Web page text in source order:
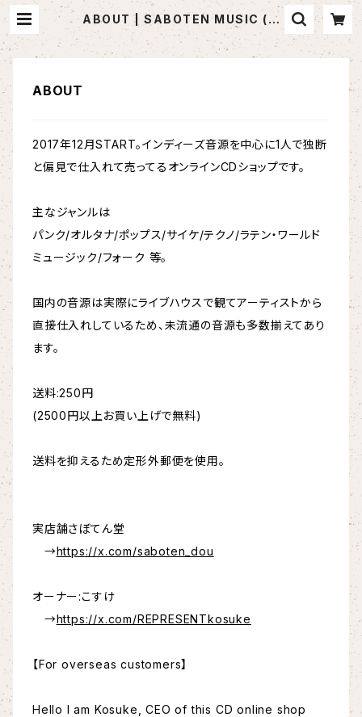
ABOUT | SABOTEN MUSIC (セ
レクトCDショップ)
ABOUT
2017年12月START。インディーズ音源を中心に1人で独断
と偏見で仕入れて売ってるオンラインCDショップです。
主なジャンルは
パンク/オルタナ/ポップス/サイケ/テクノ/ラテン・ワールド
ミュージック/フォーク 等。
国内の音源は実際にライブハウスで観てアーティストから
直接仕入れしているため、未流通の音源も多数揃えてあり
ます。
送料:250円
(2500円以上お買い上げで無料)
送料を抑えるため定形外郵便を使用。
実店舗さぼてん堂
→https://x.com/saboten_dou
オーナー:こすけ
→https://x.com/REPRESENTkosuke
【For overseas customers】
Hello I am Kosuke, CEO of this CD online shop